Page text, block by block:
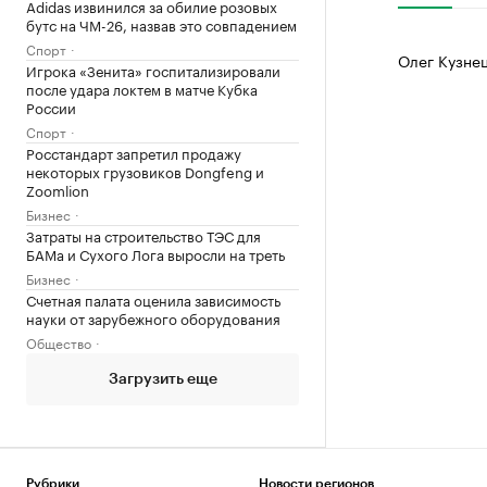
Adidas извинился за обилие розовых
бутс на ЧМ-26, назвав это совпадением
Спорт
Игрока «Зенита» госпитализировали
после удара локтем в матче Кубка
России
Спорт
Росстандарт запретил продажу
некоторых грузовиков Dongfeng и
Zoomlion
Бизнес
Затраты на строительство ТЭС для
БАМа и Сухого Лога выросли на треть
Бизнес
Счетная палата оценила зависимость
науки от зарубежного оборудования
Общество
Загрузить еще
Олег
Рубрики Новости регионов